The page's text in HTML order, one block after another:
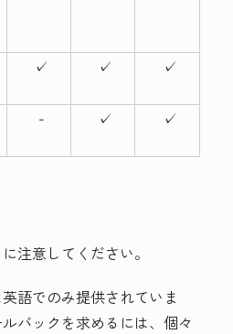
✓ ✓ ✓
- ✓ ✓
注意してください。
語でのみ提供されていま
バックを求めるには、個々